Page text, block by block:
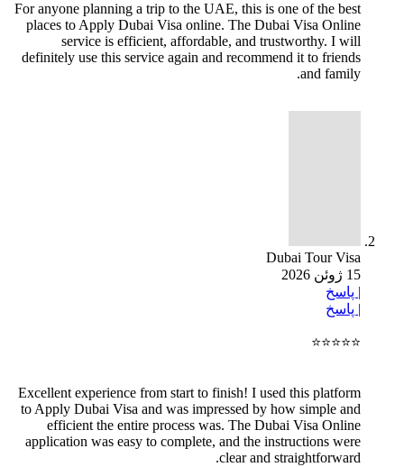
For anyone planning a trip to the UAE, this is one of the best
places to Apply Dubai Visa online. The Dubai Visa Online
service is efficient, affordable, and trustworthy. I will
definitely use this service again and recommend it to friends
and family.
Dubai Tour Visa
15 ژوئن 2026
| پاسخ
| پاسخ
⭐⭐⭐⭐⭐
Excellent experience from start to finish! I used this platform
to Apply Dubai Visa and was impressed by how simple and
efficient the entire process was. The Dubai Visa Online
application was easy to complete, and the instructions were
clear and straightforward.